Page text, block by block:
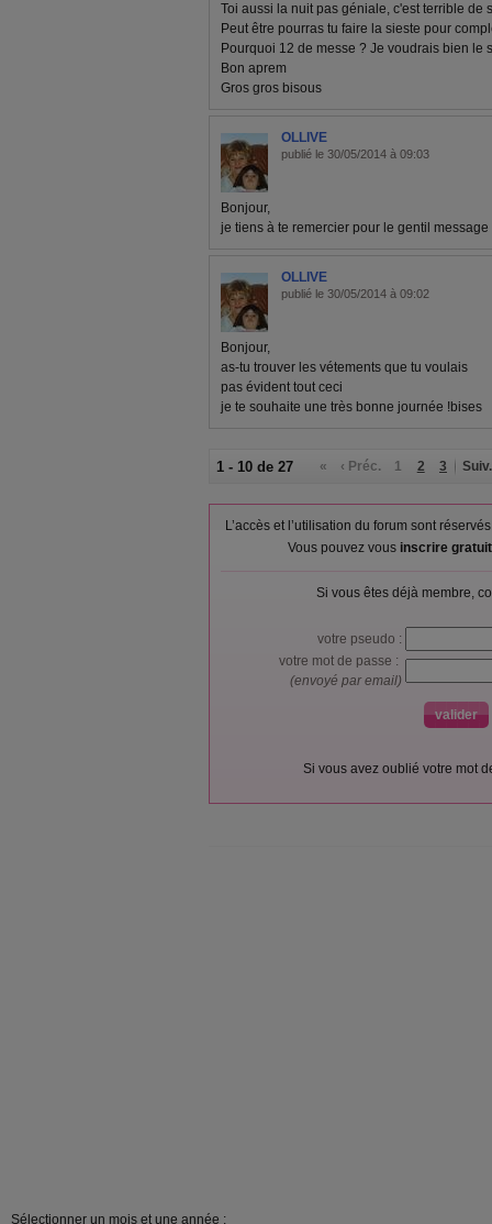
Toi aussi la nuit pas géniale, c'est terrible de
Peut être pourras tu faire la sieste pour
Pourquoi 12 de messe ? Je voudrais bien le
Bon aprem
Gros gros bisous
OLLIVE
publié le 30/05/2014 à 09:03
Bonjour,
je tiens à te remercier pour le gentil
OLLIVE
publié le 30/05/2014 à 09:02
Bonjour,
as-tu trouver les vétements que tu voulais
pas évident tout ceci
je te souhaite une très bonne journée !bises
1 - 10 de 27 « ‹ Préc. 1 2 3 Suiv.
L’accès et l’utilisation du forum sont
Vous pouvez vous inscrire
Si vous êtes déjà membre,
votre pseudo :
votre mot de passe :
(envoyé par email)
Si vous avez oublié votre mot
Sélectionner un mois et une année :